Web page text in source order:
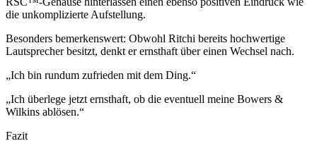
die unkomplizierte Aufstellung.
Besonders bemerkenswert: Obwohl Ritchi bereits hochwertige
Lautsprecher besitzt, denkt er ernsthaft über einen Wechsel nach.
„Ich bin rundum zufrieden mit dem Ding.“
„Ich überlege jetzt ernsthaft, ob die eventuell meine Bowers &
Wilkins ablösen.“
Fazit